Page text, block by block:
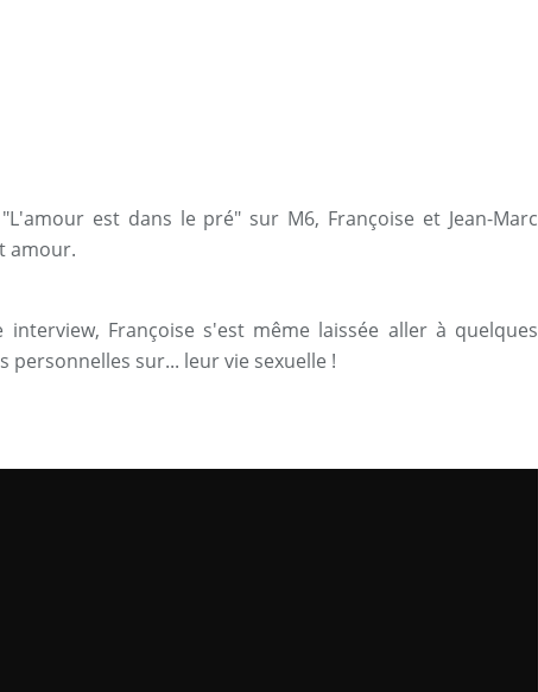
est dans le pré" sur M6, Françoise et Jean-Marc
amour.
Françoise s'est même laissée aller à quelques
personnelles sur... leur vie sexuelle !